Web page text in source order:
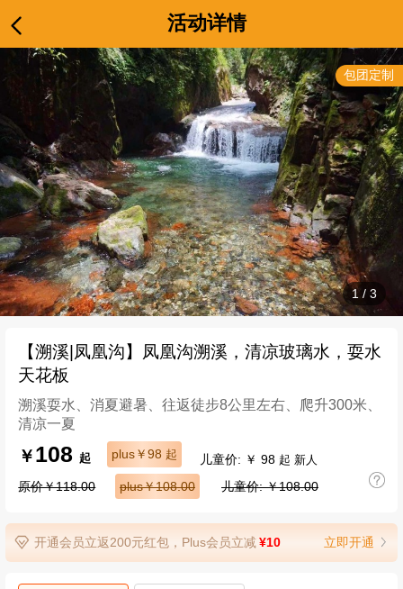
活动详情
1 / 3
【溯溪|凤凰沟】凤凰沟溯溪，清凉玻璃水，耍水
天花板
溯溪耍水、消夏避暑、往返徒步8公里左右、爬升300米、
清凉一夏
￥108起 plus￥98 起 儿童价: ￥ 98 起 新人
原价￥118.00 plus￥108.00 儿童价: ￥108.00
开通会员立返200元红包，Plus会员立减¥10 立即开通
包团定制